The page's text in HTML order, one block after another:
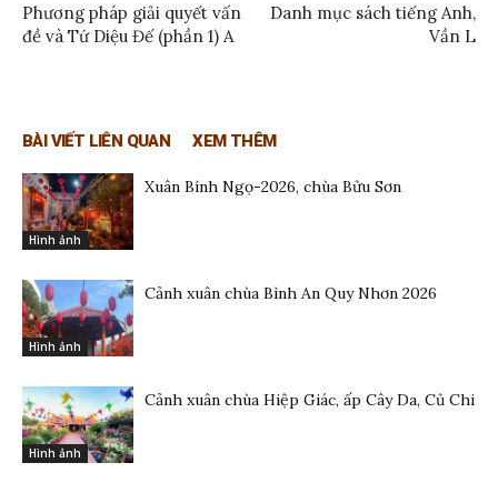
Phương pháp giải quyết vấn
đề và Tứ Diệu Đế (phần 1) A
Danh mục sách tiếng Anh,
Vần L
BÀI VIẾT LIÊN QUAN XEM THÊM
Hình ảnh
Xuân Bính Ngọ-2026, chùa Bửu Sơn
Hình ảnh
Cảnh xuân chùa Bình An Quy Nhơn 2026
Hình ảnh
Cảnh xuân chùa Hiệp Giác, ấp Cây Da, Củ Chi